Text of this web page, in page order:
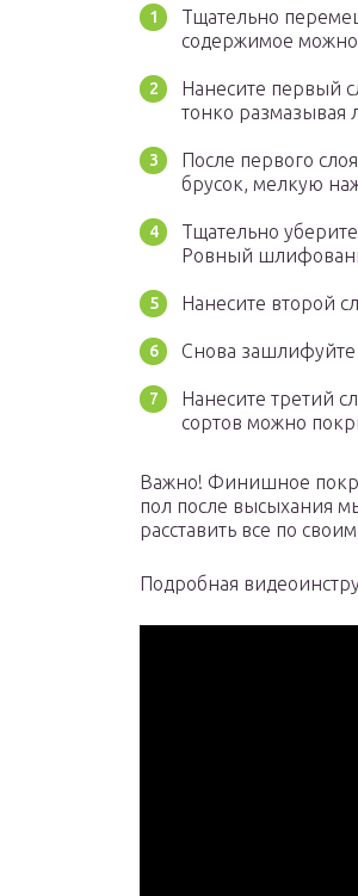
Тщательно
содержимое можно
Нанесите первый
тонко размазывая
После первого
брусок, мелкую
Тщательно
Ровный
Нанесите второй
Снова
Нанесите третий
сортов можно
Важно! Финишное
пол после высыхания
расставить все по
Подробная